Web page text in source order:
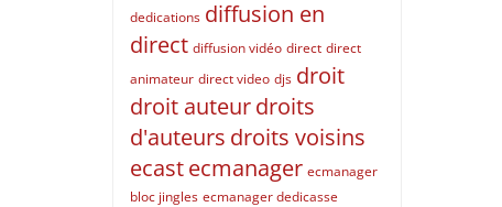
dedications diffusion en
direct diffusion vidéo direct direct
animateur direct video djs droit
droit auteurdroits
d'auteurs droits voisins
ecastecmanager ecmanager
bloc jingles ecmanager dedicasse